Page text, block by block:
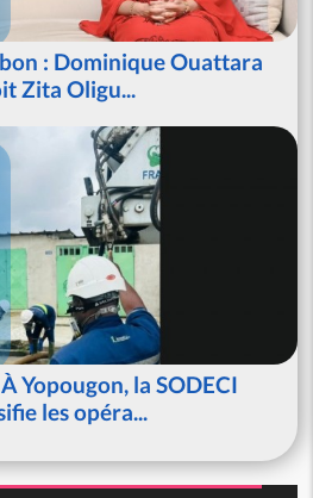
: Dominique Ouattara
Zita Oligu...
Yopougon, la SODECI
les opéra...